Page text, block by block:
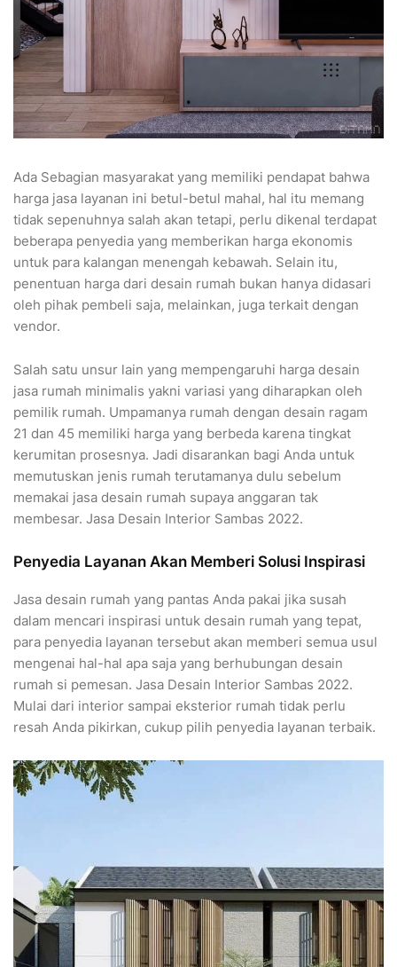
Ada Sebagian masyarakat yang memiliki pendapat bahwa
harga jasa layanan ini betul-betul mahal, hal itu memang
tidak sepenuhnya salah akan tetapi, perlu dikenal terdapat
beberapa penyedia yang memberikan harga ekonomis
untuk para kalangan menengah kebawah. Selain itu,
penentuan harga dari desain rumah bukan hanya didasari
oleh pihak pembeli saja, melainkan, juga terkait dengan
vendor.
Salah satu unsur lain yang mempengaruhi harga desain
jasa rumah minimalis yakni variasi yang diharapkan oleh
pemilik rumah. Umpamanya rumah dengan desain ragam
21 dan 45 memiliki harga yang berbeda karena tingkat
kerumitan prosesnya. Jadi disarankan bagi Anda untuk
memutuskan jenis rumah terutamanya dulu sebelum
memakai jasa desain rumah supaya anggaran tak
membesar. Jasa Desain Interior Sambas 2022.
Penyedia Layanan Akan Memberi Solusi Inspirasi
Jasa desain rumah yang pantas Anda pakai jika susah
dalam mencari inspirasi untuk desain rumah yang tepat,
para penyedia layanan tersebut akan memberi semua usul
mengenai hal-hal apa saja yang berhubungan desain
rumah si pemesan. Jasa Desain Interior Sambas 2022.
Mulai dari interior sampai eksterior rumah tidak perlu
resah Anda pikirkan, cukup pilih penyedia layanan terbaik.